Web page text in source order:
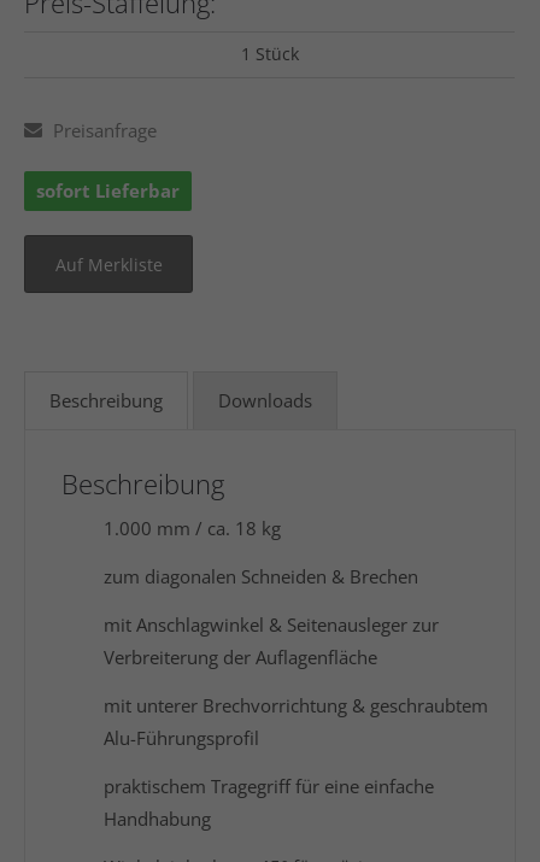
1 Stück
Preisanfrage
sofort Lieferbar
Beschreibung Downloads
Beschreibung
1.000 mm / ca. 18 kg
zum diagonalen Schneiden & Brechen
mit Anschlagwinkel & Seitenausleger zur
Verbreiterung der Auflagenfläche
mit unterer Brechvorrichtung & geschraubtem
Alu-Führungsprofil
praktischem Tragegriff für eine einfache
Handhabung